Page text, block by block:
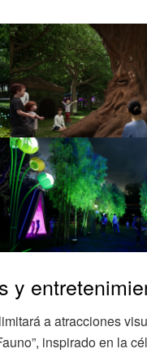
y
a atracciones
inspirado en la